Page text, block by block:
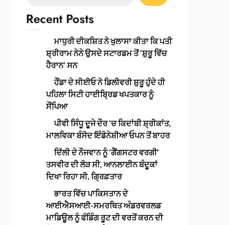
Recent Posts
ਮਾਧੁਰੀ ਦੀਕਸ਼ਿਤ ਨੇ ਖੁਲਾਸਾ ਕੀਤਾ ਕਿ ਪਤੀ
ਸ਼੍ਰੀਰਾਮ ਨੇਨੇ ਉਸਦੇ ਸਟਾਰਡਮ ਤੋਂ ‘ਸ਼ੁਰੂ ਵਿੱਚ
ਹੈਰਾਨ’ ਸਨ
ਹੌਂਡਾ ਦੇ ਸੀਈਓ ਨੇ ਡਿਲੀਵਰੀ ਸ਼ੁਰੂ ਹੁੰਦੇ ਹੀ
ਪਹਿਲਾ ਸਿਟੀ ਹਾਈਬ੍ਰਿਡ ਖਪਤਕਾਰ ਨੂੰ
ਸੌਂਪਿਆ
ਪੀਵੀ ਸਿੰਧੂ ਦੂਜੇ ਦੌਰ ‘ਚ ਕਿਦਾਂਬੀ ਸ਼੍ਰੀਕਾਂਤ,
ਮਾਲਵਿਕਾ ਬੰਸੋਦ ਇੰਡੋਨੇਸ਼ੀਆ ਓਪਨ ਤੋਂ ਬਾਹਰ
ਦਿੱਲੀ ਦੇ ਨੌਜਵਾਨ ਨੂੰ ‘ਗੈਂਗਸਟਰ ਵਰਗੀ’
ਤਸਵੀਰ ਦੀ ਲੋੜ ਸੀ, ਆਨਲਾਈਨ ਬੰਦੂਕਾਂ
ਦਿਖਾ ਰਿਹਾ ਸੀ, ਗ੍ਰਿਫ਼ਤਾਰ
ਭਾਰਤ ਵਿੱਚ ਪਾਕਿਸਤਾਨ ਦੇ
ਆਈਐਸਆਈ-ਸਮਰਥਿਤ ਅੰਡਰਵਰਲਡ
ਮਾਡਿਊਲ ਨੂੰ ਫੰਡਿੰਗ ਰੂਟ ਦੀ ਵਰਤੋਂ ਕਰਨ ਦੀ